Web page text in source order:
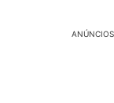
ANÚNCIOS